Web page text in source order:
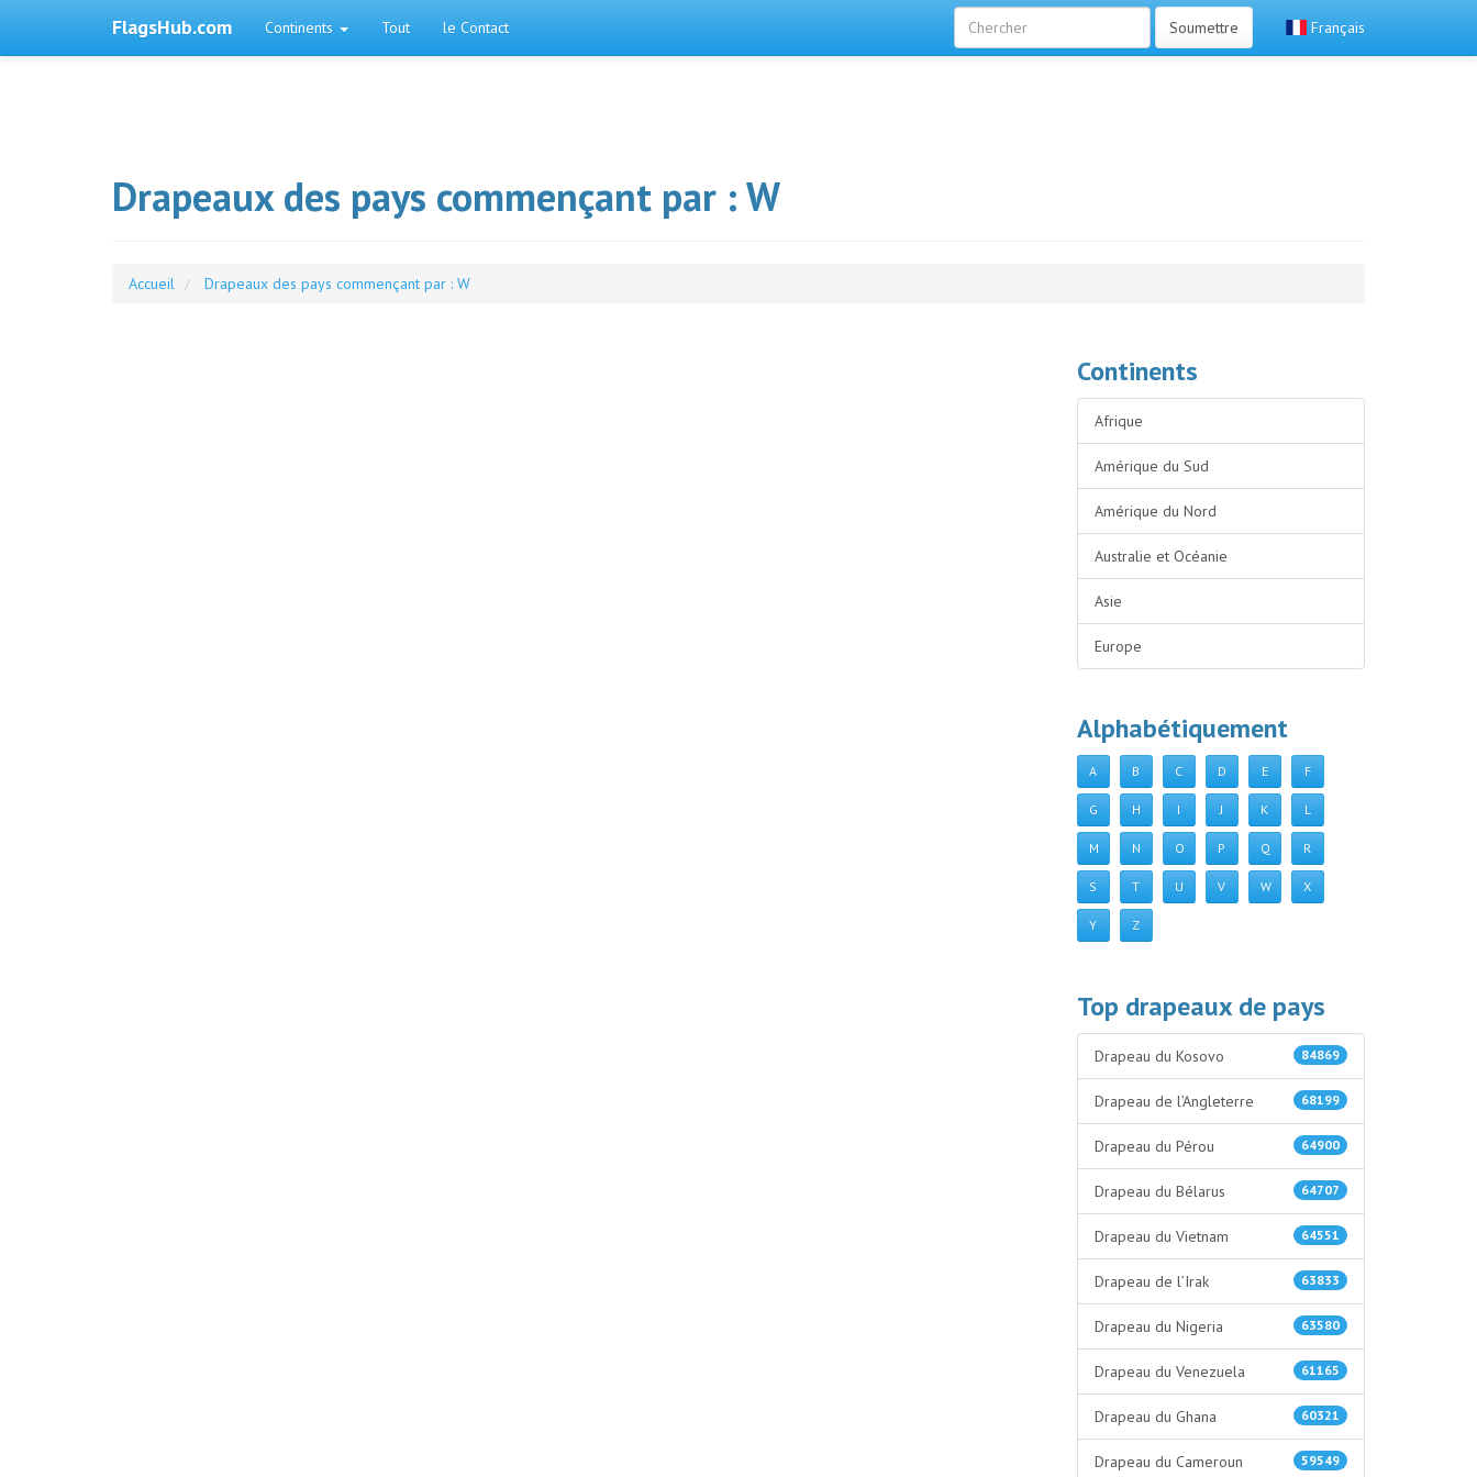
FlagsHub.com Continents Tout le Contact Français
Soumettre
Drapeaux des pays commençant par : W
Accueil Drapeaux des pays commençant par : W
Continents
Afrique
Amérique du Sud
Amérique du Nord
Australie et Océanie
Asie
Europe
Alphabétiquement
A B C D E F
G H I J K L
M N O P Q R
S T U V W X
Y Z
Top drapeaux de pays
84869
Drapeau du Kosovo
68199
Drapeau de l’Angleterre
64900
Drapeau du Pérou
64707
Drapeau du Bélarus
64551
Drapeau du Vietnam
63833
Drapeau de l’Irak
63580
Drapeau du Nigeria
61165
Drapeau du Venezuela
60321
Drapeau du Ghana
59549
Drapeau du Cameroun